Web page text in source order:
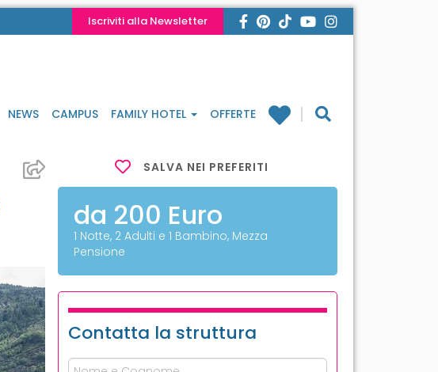
Iscriviti alla Newsletter
NEWS CAMPUS FAMILY HOTEL OFFERTE
SALVA NEI PREFERITI
da 200 Euro
1 Notte, 2 Adulti e 1 Bambino, Mezza
Pensione
Contatta la struttura